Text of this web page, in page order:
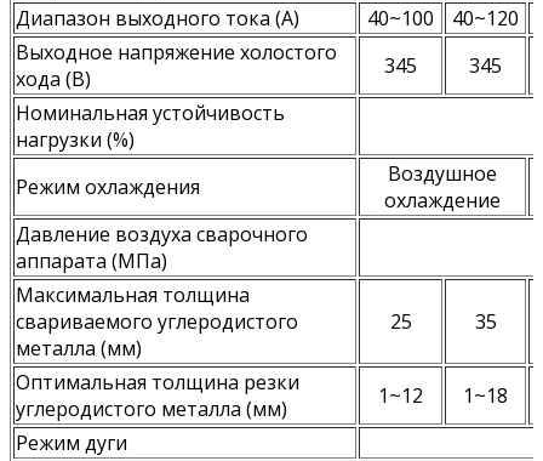
Диапазон выходного тока (А)
40~100 40~120
Выходное напряжение холостого
хода (В)
345
345
Номинальная устойчивость
нагрузки (%)
Режим охлаждения
Воздушное
охлаждение
Давление воздуха сварочного
аппарата (МПа)
Максимальная толщина
свариваемого углеродистого
металла (мм)
25 35
Оптимальная толщина резки
углеродистого металла (мм)
1~12
1~18
Режим дуги